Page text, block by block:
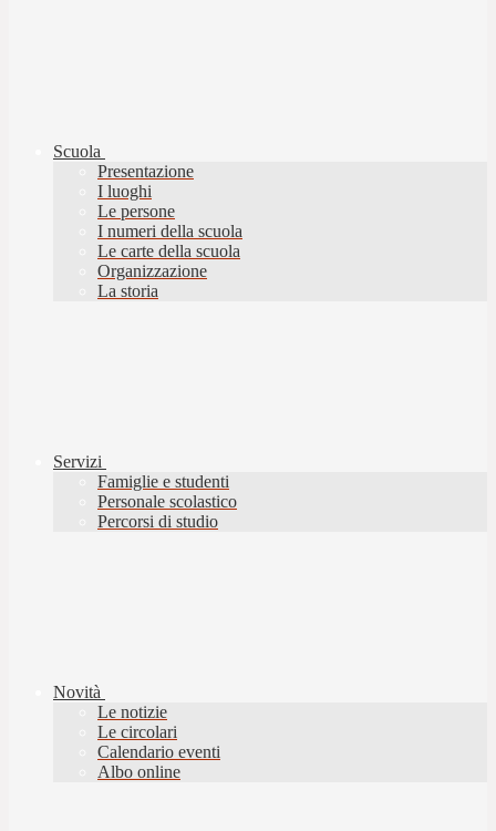
Scuola
Presentazione
I luoghi
Le persone
I numeri della scuola
Le carte della scuola
Organizzazione
La storia
Servizi
Famiglie e studenti
Personale scolastico
Percorsi di studio
Novità
Le notizie
Le circolari
Calendario eventi
Albo online